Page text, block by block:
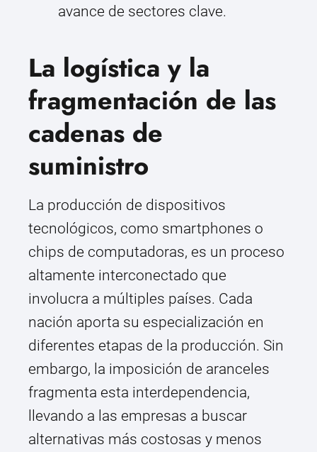
avance de sectores clave.
La logística y la
fragmentación de las
cadenas de
suministro
La producción de dispositivos
tecnológicos, como smartphones o
chips de computadoras, es un proceso
altamente interconectado que
involucra a múltiples países. Cada
nación aporta su especialización en
diferentes etapas de la producción. Sin
embargo, la imposición de aranceles
fragmenta esta interdependencia,
llevando a las empresas a buscar
alternativas más costosas y menos